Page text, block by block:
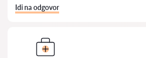
Idi na odgovor